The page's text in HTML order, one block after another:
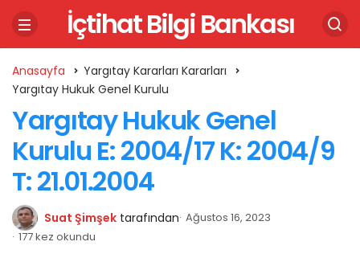
İçtihat Bilgi Bankası
Anasayfa
Yargıtay Kararları Kararları
Yargıtay Hukuk Genel Kurulu
Yargıtay Hukuk Genel
Kurulu E: 2004/17 K: 2004/9
T: 21.01.2004
Suat Şimşek tarafından Ağustos 16, 2023
177 kez okundu